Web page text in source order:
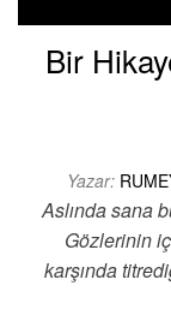
Bir
Yazar:
Aslında sana
Gözlerinin
karşında